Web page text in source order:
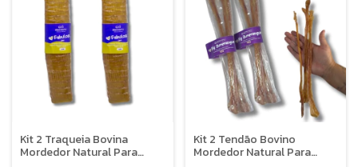
Kit 2 Traqueia Bovina
Mordedor Natural Para
Kit 2 Tendão Bovino
Mordedor Natural Para